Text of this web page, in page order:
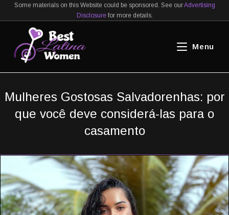
to
Some materials on this Website could be sponsored. See ourAdvertising
Disclosurefor more details.
Menu
Mulheres Gostosas Salvadorenhas: por
que você deve considerá-las para o
casamento